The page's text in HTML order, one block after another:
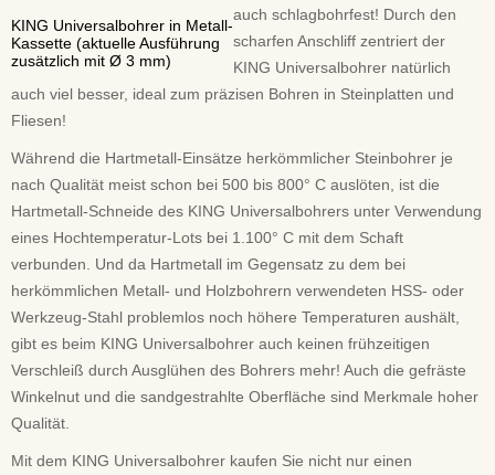
KING Universalbohrer in Metall-
Kassette (aktuelle Ausführung
zusätzlich mit Ø 3 mm)
auch schlagbohrfest! Durch den
scharfen Anschliff zentriert der
KING Universalbohrer natürlich
auch viel besser, ideal zum präzisen Bohren in Steinplatten und
Fliesen!
Während die Hartmetall-Einsätze herkömmlicher Steinbohrer je
nach Qualität meist schon bei 500 bis 800° C auslöten, ist die
Hartmetall-Schneide des KING Universalbohrers unter Verwendung
eines Hochtemperatur-Lots bei 1.100° C mit dem Schaft
verbunden. Und da Hartmetall im Gegensatz zu dem bei
herkömmlichen Metall- und Holzbohrern verwendeten HSS- oder
Werkzeug-Stahl problemlos noch höhere Temperaturen aushält,
gibt es beim KING Universalbohrer auch keinen frühzeitigen
Verschleiß durch Ausglühen des Bohrers mehr! Auch die gefräste
Winkelnut und die sandgestrahlte Oberfläche sind Merkmale hoher
Qualität.
Mit dem KING Universalbohrer kaufen Sie nicht nur einen